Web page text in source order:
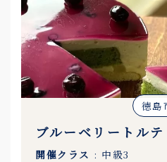
徳島
ブルーベリートルテ
開催クラス : 中級3